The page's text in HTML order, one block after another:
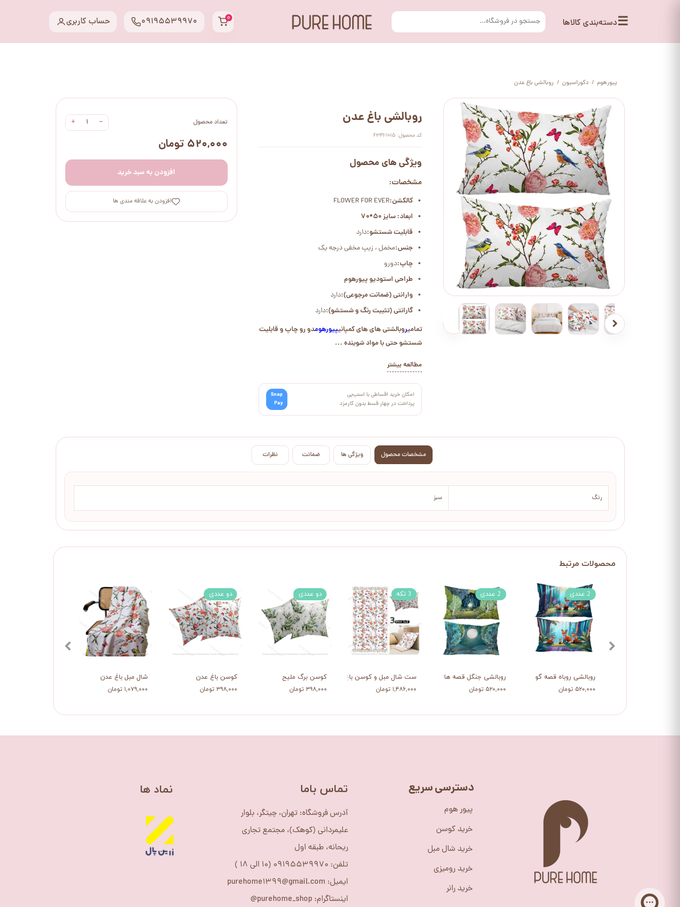
☰دسته‌بندی کالاها ۰ حساب کاربری 09195539970
پیورهوم دکوراسیون روبالشی باغ عدن
تعداد محصول −
+
۵۲۰,۰۰۰ تومان
افزودن به سبد خرید
افزودن به علاقه مندی ها
روبالشی باغ عدن
کد محصول: F3PI-1015
ویژگی های محصول
مشخصات:
کالکشن:FLOWER FOR EVER
ابعاد: سایز 50*70
قابلیت شستشو:دارد
جنس:مخمل ، زیپ مخفی درجه یک
چاپ:دورو
طراحی استودیو پیورهوم
وارانتی (ضمانت مرجوعی):دارد
گارانتی (تثبیت رنگ و شستشو):دارد
تمامیروبالشتی های های کمپانیپیورهومدو رو چاپ و قابلیت
شستشو حتی با مواد شوینده ...
مطالعه بیشتر
امکان خرید اقساطی با اسنپ‌پی
پرداخت در چهار قسط بدون کارمزد
Snap
Pay
مشخصات محصول ویژگی ها ضمانت نظرات
رنگ سبز
شال مبل باغ عدن
۱,۰۷۹,۰۰۰ تومان
کوسن باغ عدن
۳۹۸,۰۰۰ تومان
دو عددی
کوسن برگ ملیح
۳۹۸,۰۰۰ تومان
دو عددی
ست شال مبل و کوسن باغ عدن
۱,۴۸۶,۰۰۰ تومان
3 تکه
روبالشی جنگل قصه ها
۵۲۰,۰۰۰ تومان
2 عددی
روبالشی روباه قصه گو
۵۲۰,۰۰۰ تومان
2 عددی
پیور هوم
خرید کوسن
خرید شال مبل
خرید رومیزی
خرید رانر
دسترسی سریع ​تماس باما
آدرس فروشگاه: تهران، چیتگر، بلوار
علیمردانی (کوهک)، مجتمع تجاری
ریحانه، طبقه اول
تلفن: 09195539970 (10 الی 18 )
ایمیل: purehome1399@gmail.com
اینستاگرام: purehome_shop@
​نماد ها